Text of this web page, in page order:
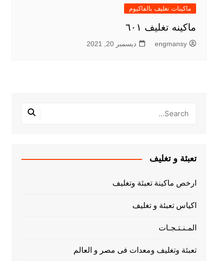
ماكينات تغليف بالفاكيوم
ماكينه تغليف ٦٠١
engmansy ديسمبر 20, 2021
تعبئة و تغليف
ارخص ماكينة تعبئة وتغليف
اكياس تعبئة و تغليف
المـنـتـجـات
تعبئة وتغليف ومعدات فى مصر و العالم